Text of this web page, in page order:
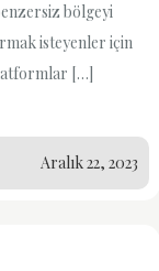
bölgeyi
isteyenler için
[…]
Aralık 22, 2023